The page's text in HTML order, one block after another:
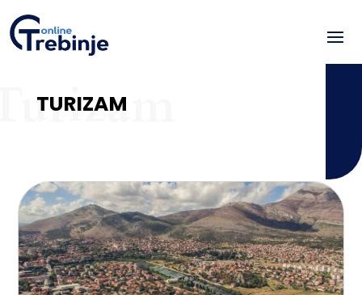
TURIZAM